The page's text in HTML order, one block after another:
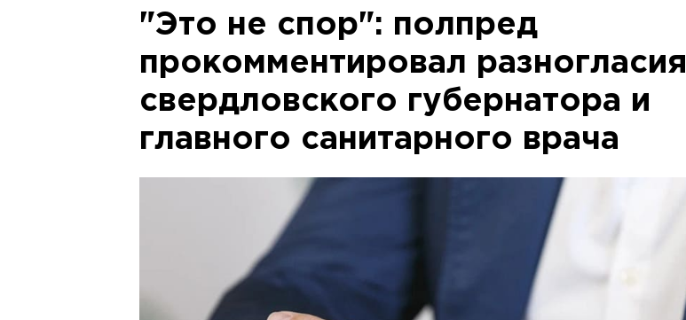
"Это не спор": полпред
прокомментировал разногласия
свердловского губернатора и
главного санитарного врача